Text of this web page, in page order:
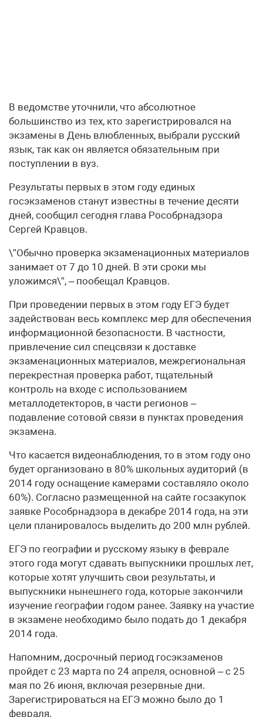
В ведомстве уточнили, что абсолютное
большинство из тех, кто зарегистрировался на
экзамены в День влюбленных, выбрали русский
язык, так как он является обязательным при
поступлении в вуз.
Результаты первых в этом году единых
госэкзаменов станут известны в течение десяти
дней, сообщил сегодня глава Рособрнадзора
Сергей Кравцов.
\”Обычно проверка экзаменационных материалов
занимает от 7 до 10 дней. В эти сроки мы
уложимся\”, – пообещал Кравцов.
При проведении первых в этом году ЕГЭ будет
задействован весь комплекс мер для обеспечения
информационной безопасности. В частности,
привлечение сил спецсвязи к доставке
экзаменационных материалов, межрегиональная
перекрестная проверка работ, тщательный
контроль на входе с использованием
металлодетекторов, в части регионов –
подавление сотовой связи в пунктах проведения
экзамена.
Что касается видеонаблюдения, то в этом году оно
будет организовано в 80% школьных аудиторий (в
2014 году оснащение камерами составляло около
60%). Согласно размещенной на сайте госзакупок
заявке Рособрнадзора в декабре 2014 года, на эти
цели планировалось выделить до 200 млн рублей.
ЕГЭ по географии и русскому языку в феврале
этого года могут сдавать выпускники прошлых лет,
которые хотят улучшить свои результаты, и
выпускники нынешнего года, которые закончили
изучение географии годом ранее. Заявку на участие
в экзамене необходимо было подать до 1 декабря
2014 года.
Напомним, досрочный период госэкзаменов
пройдет с 23 марта по 24 апреля, основной – с 25
мая по 26 июня, включая резервные дни.
Зарегистрироваться на ЕГЭ можно было до 1
февраля.